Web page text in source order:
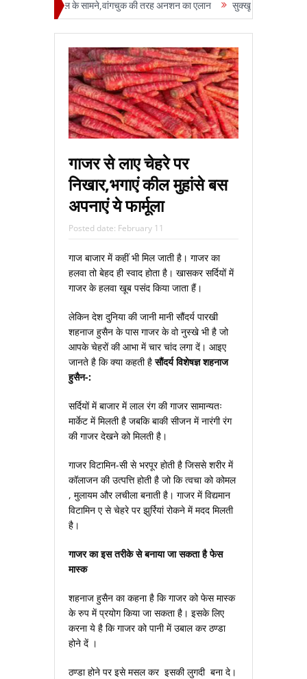
रजनी पाटिल के सामने,वांगचुक की तरह अनशन का एलान सुक्‍खू राज में दृष्टिहीनों का
गाजर से लाए चेहरे पर
निखार,भगाएं कील मुहांसे बस
अपनाएं ये फार्मूला
Posted date: February 11
गाज बाजार में कहीं भी मिल जाती है। गाजर का
हलवा तो बेहद ही स्‍वाद होता है। खासकर सर्दियों में
गाजर के हलवा खूब पसंद किया जाता हैं।
लेकिन देश दुनिया की जानी मानी सौंदर्य पारखी
शहनाज हुसैन के पास गाजर के वो नुस्‍खे भी है जो
आपके चेहरों की आभा में चार चांद लगा दें। आइए
जानते है कि क्‍या कहती हैसौंदर्य विशेषज्ञ शहनाज
हुसैन-:
सर्दियों में बाजार में लाल रंग की गाजर सामान्यतः
मार्केट में मिलती है जबकि बाकी सीजन में नारंगी रंग
की गाजर देखने को मिलती है।
गाजर विटामिन-सी से भरपूर होती है जिससे शरीर में
कॉलाजन की उत्पत्ति होती है जो कि त्वचा को कोमल
, मुलायम और लचीला बनाती है। गाजर में विद्यमान
विटामिन ए से चेहरे पर झुर्रियां रोकने में मदद मिलती
है।
गाजर का इस तरीके से बनाया जा सकता है फेस
मास्‍क
शहनाज हुसैन का कहना है कि गाजर को फेस मास्क
के रुप में प्रयोग किया जा सकता है। इसके लिए
करना ये है कि गाजर को पानी में उबाल कर ठण्डा
होने दें ।
ठण्डा होने पर इसे मसल कर इसकी लुगदी बना दे।